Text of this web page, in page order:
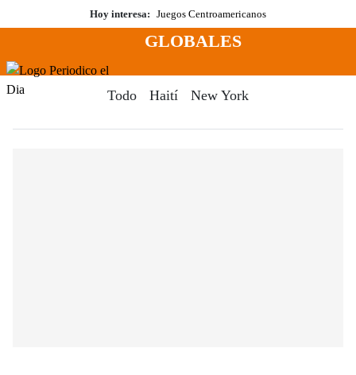
al
Hoy interesa: Juegos Centroamericanos
Menú
GLOBALES
Todo Haití New York